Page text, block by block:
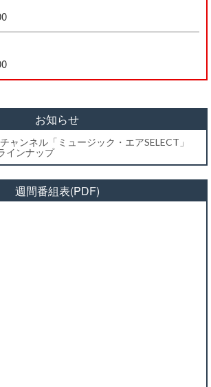
お知らせ
ャンネル「ミュージック・エアSELECT」
インナップ
週間番組表(PDF)